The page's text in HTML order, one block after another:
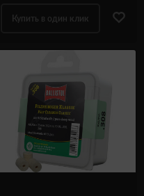
Купить в один клик